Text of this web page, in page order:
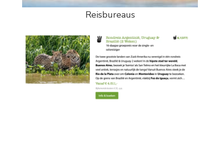
Reisbureaus